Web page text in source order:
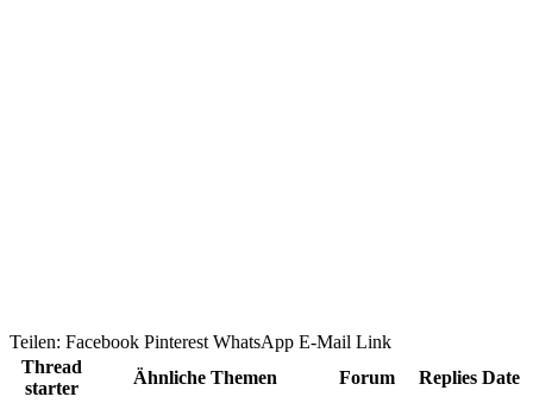
Teilen: Facebook Pinterest WhatsApp E-Mail Link
Thread
starter
Ähnliche Themen Forum Replies Date